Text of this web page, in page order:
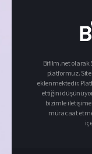
Bifilm.net olarak
platformuz.
eklenmektedir.
ettiğini
bizimle
müracaat